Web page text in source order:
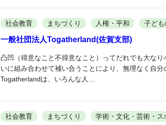
社会教育 まちづくり 人権・平和 子ど
一般社団法人Togatherland(佐賀支部)
凸凹（得意なこと不得意なこと）ってだれでも大な
いに組み合わせて補い合うことにより、無理なく自分
Togatherlandは、いろんな人…
社会教育 まちづくり 学術・文化・芸術・ス